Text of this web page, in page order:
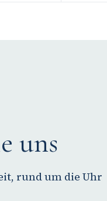
uns
rund um die Uhr